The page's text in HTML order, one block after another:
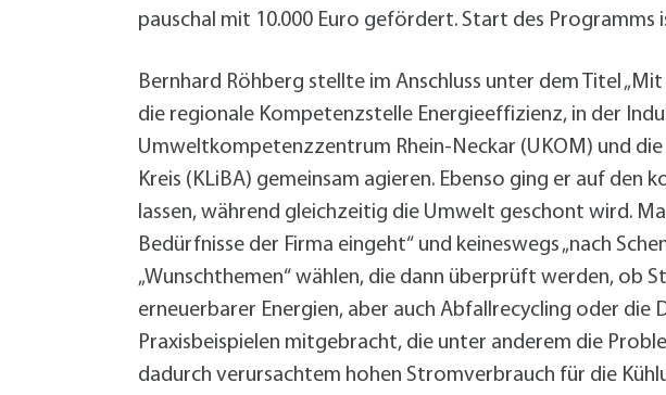
pauschal mit 10.000 Euro gefördert. Start des Programms
Bernhard Röhberg stellte im Anschluss unter dem Titel
die regionale Kompetenzstelle Energieeffizienz, in der
Umweltkompetenzzentrum Rhein-Neckar (UKOM) und
Kreis (KLiBA) gemeinsam agieren. Ebenso ging er auf den
lassen, während gleichzeitig die Umwelt geschont wird.
Bedürfnisse der Firma eingeht“ und keineswegs „nach
„Wunschthemen“ wählen, die dann überprüft werden, ob
erneuerbarer Energien, aber auch Abfallrecycling oder
Praxisbeispielen mitgebracht, die unter anderem die
dadurch verursachtem hohen Stromverbrauch für die